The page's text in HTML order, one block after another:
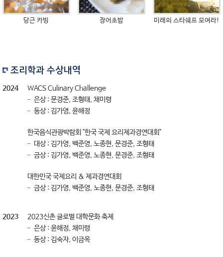
당근 카빙 장어초밥 미래의 스타쉐프 모여라!
조리학과 수상내역
2024
WACS Culinary Challenge
은상 : 문경준, 조형태, 채미령
동상 : 김가영, 윤해정
한국음식관광박람회 "한국 국제 요리제과경연대회"
대상 : 김가영, 백준영, 노종현, 문경준, 조형태
금상 : 김가영, 백준영, 노종현, 문경준, 조형태
대한민국 국제요리 & 제과경연대회
금상 : 김가영, 백준영, 노종현, 문경준, 조형태
2023
2023신촌 글로벌 대학문화 축제
은상 : 윤해정, 채미령
동상 : 김숙자, 이금옥